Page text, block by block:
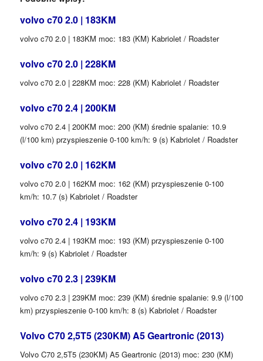
volvo c70 2.0 | 183KM
volvo c70 2.0 | 183KM moc: 183 (KM) Kabriolet / Roadster
volvo c70 2.0 | 228KM
volvo c70 2.0 | 228KM moc: 228 (KM) Kabriolet / Roadster
volvo c70 2.4 | 200KM
volvo c70 2.4 | 200KM moc: 200 (KM) średnie spalanie: 10.9
(l/100 km) przyspieszenie 0-100 km/h: 9 (s) Kabriolet / Roadster
volvo c70 2.0 | 162KM
volvo c70 2.0 | 162KM moc: 162 (KM) przyspieszenie 0-100
km/h: 10.7 (s) Kabriolet / Roadster
volvo c70 2.4 | 193KM
volvo c70 2.4 | 193KM moc: 193 (KM) przyspieszenie 0-100
km/h: 9 (s) Kabriolet / Roadster
volvo c70 2.3 | 239KM
volvo c70 2.3 | 239KM moc: 239 (KM) średnie spalanie: 9.9 (l/100
km) przyspieszenie 0-100 km/h: 8 (s) Kabriolet / Roadster
Volvo C70 2,5T5 (230KM) A5 Geartronic (2013)
Volvo C70 2,5T5 (230KM) A5 Geartronic (2013) moc: 230 (KM)